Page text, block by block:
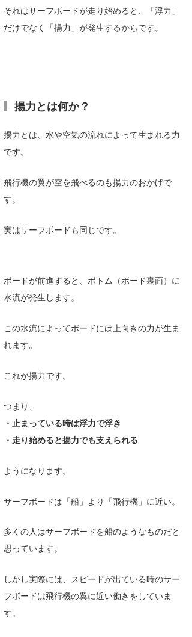
それはサーフボードが走り始めると、「浮力」
だけでなく「揚力」が発生するからです。
揚力とは何か？
揚力とは、水や空気の流れによって生まれる力
です。
飛行機の翼が空を飛べるのも揚力のおかげで
す。
実はサーフボードも同じです。
ボードが前進すると、ボトム（ボード裏面）に
水流が発生します。
この水流によってボードには上向きの力が生ま
れます。
これが揚力です。
つまり、
・止まっている時は浮力で浮き
・走り始めると揚力でも支えられる
ようになります。
サーフボードは「船」より「飛行機」に近い。
多くの人はサーフボードを船のようなものだと
思っています。
しかし実際には、スピードが出ている時のサー
フボードは飛行機の翼に近い働きをしていま
す。
唐澤予報士
予報士 hiro.
Mr.K